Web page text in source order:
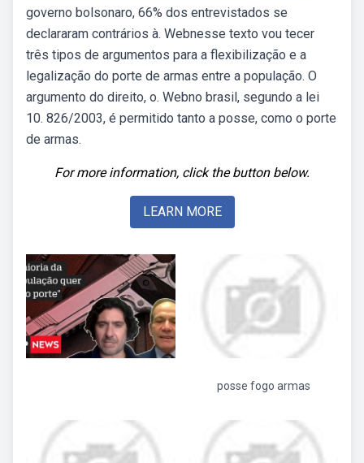
governo bolsonaro, 66% dos entrevistados se
declararam contrários à. Webnesse texto vou tecer
três tipos de argumentos para a flexibilização e a
legalização do porte de armas entre a população. O
argumento do direito, o. Webno brasil, segundo a lei
10. 826/2003, é permitido tanto a posse, como o porte
de armas.
For more information, click the button below.
LEARN MORE
posse fogo armas